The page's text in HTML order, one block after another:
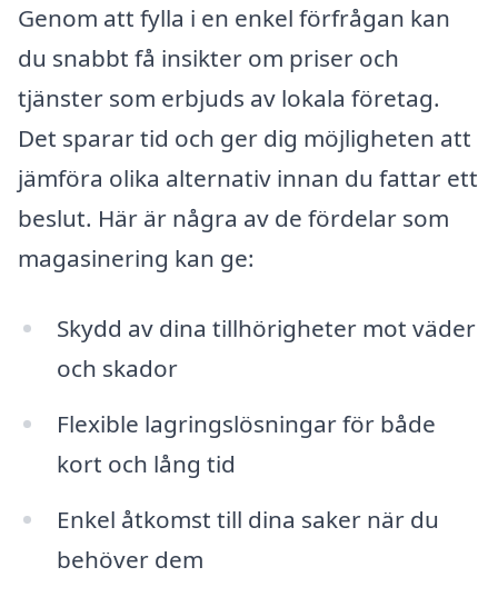
Genom att fylla i en enkel förfrågan kan
du snabbt få insikter om priser och
tjänster som erbjuds av lokala företag.
Det sparar tid och ger dig möjligheten att
jämföra olika alternativ innan du fattar ett
beslut. Här är några av de fördelar som
magasinering kan ge:
Skydd av dina tillhörigheter mot väder
och skador
Flexible lagringslösningar för både
kort och lång tid
Enkel åtkomst till dina saker när du
behöver dem